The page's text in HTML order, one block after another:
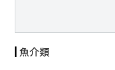
魚介類